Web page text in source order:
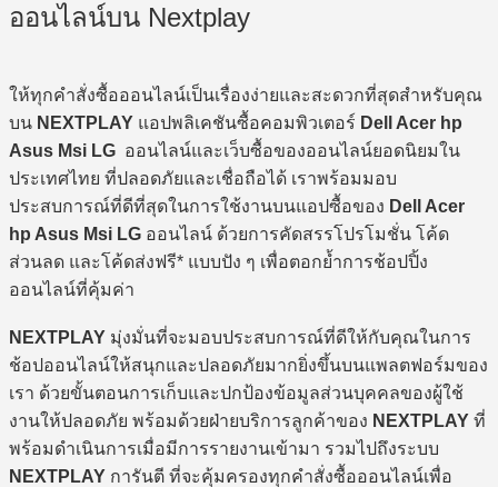
ออนไลน์บน Nextplay
ให้ทุกคำสั่งซื้อออนไลน์เป็นเรื่องง่ายและสะดวกที่สุดสำหรับคุณ
บน NEXTPLAY แอปพลิเคชันซื้อคอมพิวเตอร์ Dell Acer hp
Asus Msi LG ออนไลน์และเว็บซื้อของออนไลน์ยอดนิยมใน
ประเทศไทย ที่ปลอดภัยและเชื่อถือได้ เราพร้อมมอบ
ประสบการณ์ที่ดีที่สุดในการใช้งานบนแอปซื้อของ Dell Acer
hp Asus Msi LG ออนไลน์ ด้วยการคัดสรรโปรโมชั่น โค้ด
ส่วนลด และโค้ดส่งฟรี* แบบปัง ๆ เพื่อตอกย้ำการช้อปปิ้ง
ออนไลน์ที่คุ้มค่า
NEXTPLAY มุ่งมั่นที่จะมอบประสบการณ์ที่ดีให้กับคุณในการ
ช้อปออนไลน์ให้สนุกและปลอดภัยมากยิ่งขึ้นบนแพลตฟอร์มของ
เรา ด้วยขั้นตอนการเก็บและปกป้องข้อมูลส่วนบุคคลของผู้ใช้
งานให้ปลอดภัย พร้อมด้วยฝ่ายบริการลูกค้าของ NEXTPLAY ที่
พร้อมดำเนินการเมื่อมีการรายงานเข้ามา รวมไปถึงระบบ
NEXTPLAY การันตี ที่จะคุ้มครองทุกคำสั่งซื้อออนไลน์เพื่อ